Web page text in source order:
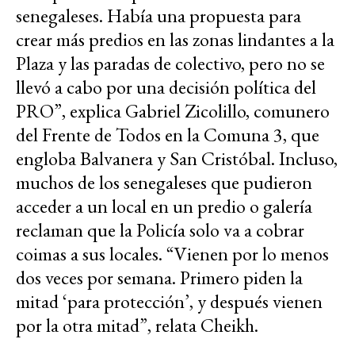
senegaleses. Había una propuesta para
crear más predios en las zonas lindantes a la
Plaza y las paradas de colectivo, pero no se
llevó a cabo por una decisión política del
PRO”, explica Gabriel Zicolillo, comunero
del Frente de Todos en la Comuna 3, que
engloba Balvanera y San Cristóbal. Incluso,
muchos de los senegaleses que pudieron
acceder a un local en un predio o galería
reclaman que la Policía solo va a cobrar
coimas a sus locales. “Vienen por lo menos
dos veces por semana. Primero piden la
mitad ‘para protección’, y después vienen
por la otra mitad”, relata Cheikh.